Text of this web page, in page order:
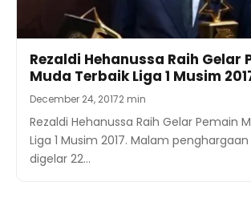
Rezaldi Hehanussa Raih Gelar
Muda Terbaik Liga 1 Musim
December 24, 20172 min
Rezaldi Hehanussa Raih Gelar Pemain
Liga 1 Musim 2017. Malam penghargaan
digelar 22…